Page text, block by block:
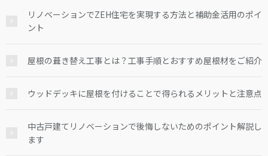
リノベーションでZEH住宅を実現する方法と補助金活用のポイ
ント
屋根の葺き替え工事とは？工事手順とおすすめ屋根材をご紹介
ウッドデッキに屋根を付けることで得られるメリットと注意点
中古戸建てリノベーションで後悔しないためのポイント解説し
ます